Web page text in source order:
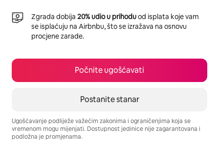
Zgrada dobija 20% udio u prihoduod isplata koje vam
se isplaćuju na Airbnbu, što se izražava na osnovu
procjene zarade.
Počnite ugošćavati
Postanite stanar
Ugošćavanje podliježe važećim zakonima i ograničenjima koja se
vremenom mogu mijenjati. Dostupnost jedinice nije zagarantovana i
podložna je promjenama.